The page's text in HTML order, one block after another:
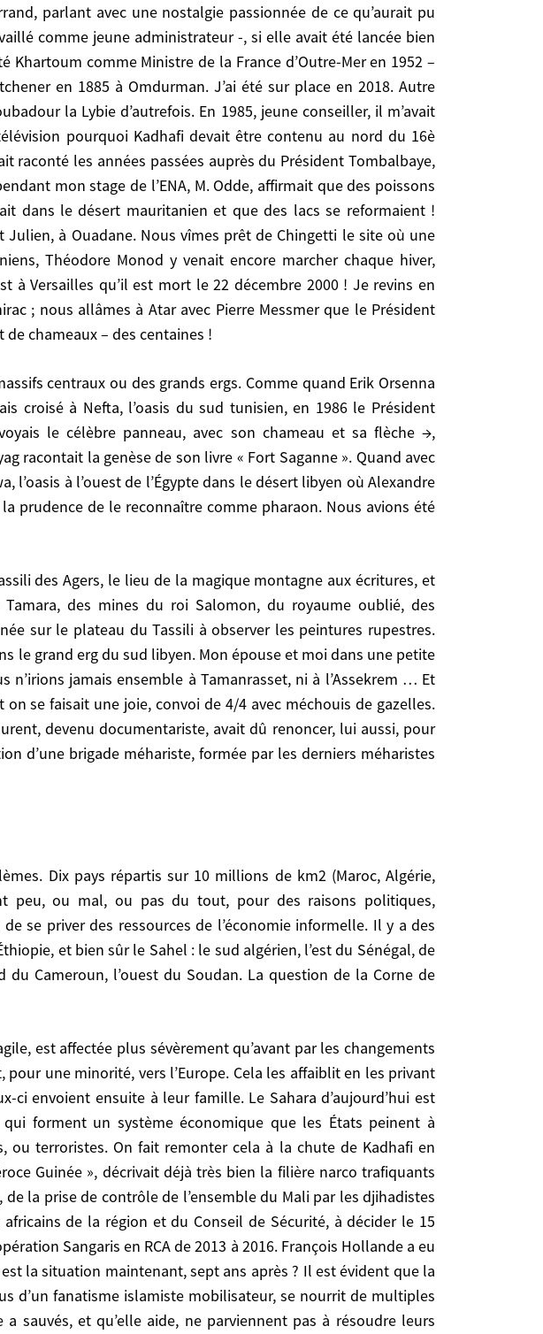
parlant avec une nostalgie passionnée de ce qu’aurait pu
comme jeune administrateur -, si elle avait été lancée bien
comme Ministre de la France d’Outre-Mer en 1952 –
en 1885 à Omdurman. J’ai été sur place en 2018. Autre
la Lybie d’autrefois. En 1985, jeune conseiller, il m’avait
pourquoi Kadhafi devait être contenu au nord du 16è
raconté les années passées auprès du Président Tombalbaye,
mon stage de l’ENA, M. Odde, affirmait que des poissons
dans le désert mauritanien et que des lacs se reformaient !
à Ouadane. Nous vîmes prêt de Chingetti le site où une
Théodore Monod y venait encore marcher chaque hiver,
à Versailles qu’il est mort le 22 décembre 2000 ! Je revins en
; nous allâmes à Atar avec Pierre Messmer que le Président
chameaux – des centaines !
croisé à Nefta, l’oasis du sud tunisien, en 1986 le Président
le célèbre panneau, avec son chameau et sa flèche →,
racontait la genèse de son livre « Fort Saganne ». Quand avec
à l’ouest de l’Égypte dans le désert libyen où Alexandre
prudence de le reconnaître comme pharaon. Nous avions été
des mines du roi Salomon, du royaume oublié, des
sur le plateau du Tassili à observer les peintures rupestres.
le grand erg du sud libyen. Mon épouse et moi dans une petite
jamais ensemble à Tamanrasset, ni à l’Assekrem … Et
se faisait une joie, convoi de 4/4 avec méchouis de gazelles.
devenu documentariste, avait dû renoncer, lui aussi, pour
d’une brigade méhariste, formée par les derniers méharistes
peu, ou mal, ou pas du tout, pour des raisons politiques,
se priver des ressources de l’économie informelle. Il y a des
et bien sûr le Sahel : le sud algérien, l’est du Sénégal, de
Cameroun, l’ouest du Soudan. La question de la Corne de
une minorité, vers l’Europe. Cela les affaiblit en les privant
ci envoient ensuite à leur famille. Le Sahara d’aujourd’hui est
forment un système économique que les États peinent à
ou terroristes. On fait remonter cela à la chute de Kadhafi en
Guinée », décrivait déjà très bien la filière narco trafiquants
la prise de contrôle de l’ensemble du Mali par les djihadistes
de la région et du Conseil de Sécurité, à décider le 15
Sangaris en RCA de 2013 à 2016. François Hollande a eu
la situation maintenant, sept ans après ? Il est évident que la
d’un fanatisme islamiste mobilisateur, se nourrit de multiples
sauvés, et qu’elle aide, ne parviennent pas à résoudre leurs
avec une nostalgie passionnée de ce qu’aurait pu être l’OCRS,
administrateur -, si elle avait été lancée bien plus tôt qu’en 1957 !
la France d’Outre-Mer en 1952 – nous enchantait avec le récit de
sur place en 2018. Autre conteur hors pair, l’ancien ambassadeur
il m’avait fallu plancher sur le Tchad quand le Président
du 16è parallèle. Un ami d’un autre de mes oncles, Pierre Chigot,
et le Tibesti. Souvenir plus ancien, un sous-préfet, ancien de la FOM
nains reprenaient vie quand, tous les 10 ou 15 ans, il pleuvait
1985, avec mon épouse et mes deux fils, Laurent et Julien, à
découvert en 1916. Selon les Mauritaniens, Théodore Monod
avec respect. Finalement c’est à Versailles qu’il est mort le 22
avec le Président Chirac ; nous allâmes à Atar avec Pierre Messmer
l’oasis du sud tunisien, en 1986 le Président Bourguiba. Ou quand
chameau et sa flèche →, « Tombouctou, 52 jours ». Ou quand Louis
». Quand avec mon épouse et des amis nous avions fait escale
Alexandre le Grand était venu chercher la consécration des prêtres
au Mali, mais pas plus au nord que le pays Dogon.
roi Salomon, du royaume oublié, des Garamantes !). Nuits dans un
les peintures rupestres. Moments inoubliables ! Plus tard, j’avais
dans une petite tente de bivouac, Edward S. dans la sienne. Mais
… Et nos amis Algériens avaient dû renoncer à la traversée
Donc pas de Hoggar ni de Tibesti. Cela me frustre encore ! En
raisons de sécurité, au tournage d’un film autour de Kidal sur la
mêmes formés par les derniers méharistes français. Regrets !
informelle. Il y a des problèmes dans chacun de ces pays, ou
du Sénégal, de la Mauritanie, le Mali, le Burkina, le Niger, le Nord
de l’Afrique (Djibouti, Éthiopie, Érythrée, Somalie) est différente.
une minorité, vers l’Europe. Cela les affaiblit en les privant des gens
à leur famille. Le Sahara d’aujourd’hui est gangréné par des
à la chute de Kadhafi en octobre 2011, mais le SAS de Gérard de
trafiquants /colombiens/AQMI via la Guinée Bissau. La menace,
a conduit François Hollande, à la demande unanime des
2013 l’Opération Serval suivie de l’opération Barkhane en 2014
2013. La France s’est montrée courageuse et responsable. Mais
pas, seule, de venir à bout de la menace djihadiste, qui, en plus
ethniques et économiques. Les États qu’elle a sauvés, et
par le Mali. Militairement, en dépit de l’engagement, de l’aide et de
n’y arrivent pas seuls.